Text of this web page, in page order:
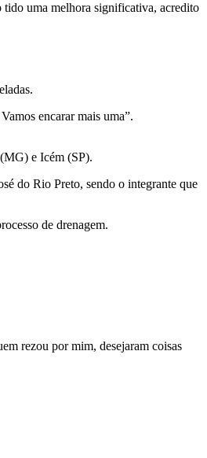
tido uma melhora significativa, acredito
encarar mais uma”.
e Icém (SP).
do Rio Preto, sendo o integrante que
de drenagem.
rezou por mim, desejaram coisas